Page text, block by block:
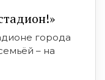
города
– на